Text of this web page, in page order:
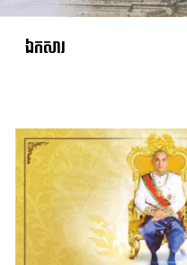
ឯកសារ